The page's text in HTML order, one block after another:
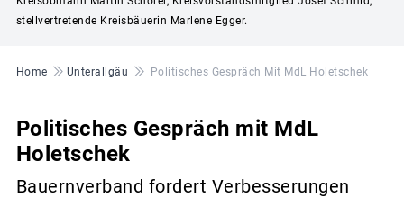
stellvertretende Kreisbäuerin Marlene Egger.
Pfadnavigation
Home Unterallgäu Politisches Gespräch Mit MdL Holetschek
Politisches Gespräch mit MdL
Holetschek
Bauernverband fordert Verbesserungen